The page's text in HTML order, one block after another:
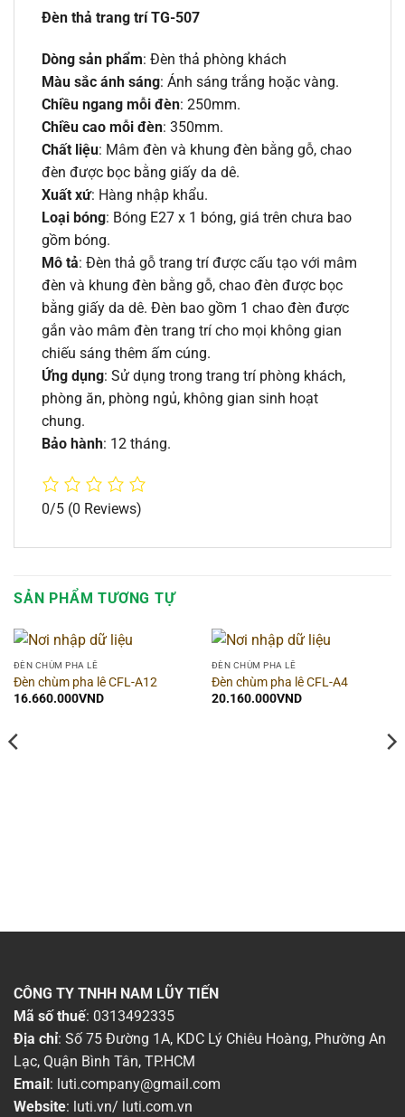
Đèn thả trang trí TG-507
Dòng sản phẩm: Đèn thả phòng khách
Màu sắc ánh sáng: Ánh sáng trắng hoặc vàng.
Chiều ngang mỗi đèn: 250mm.
Chiều cao mỗi đèn: 350mm.
Chất liệu: Mâm đèn và khung đèn bằng gỗ, chao
đèn được bọc bằng giấy da dê.
Xuất xứ: Hàng nhập khẩu.
Loại bóng: Bóng E27 x 1 bóng, giá trên chưa bao
gồm bóng.
Mô tả: Đèn thả gỗ trang trí được cấu tạo với mâm
đèn và khung đèn bằng gỗ, chao đèn được bọc
bằng giấy da dê. Đèn bao gồm 1 chao đèn được
gắn vào mâm đèn trang trí cho mọi không gian
chiếu sáng thêm ấm cúng.
Ứng dụng: Sử dụng trong trang trí phòng khách,
phòng ăn, phòng ngủ, không gian sinh hoạt
chung.
Bảo hành: 12 tháng.
0/5 (0 Reviews)
SẢN PHẨM TƯƠNG TỰ
ĐÈN CHÙM PHA LÊ
Đèn chùm pha lê CFL-A12
16.660.000VND
ĐÈN CHÙM PHA LÊ
Đèn chùm pha lê CFL-A4
20.160.000VND
CÔNG TY TNHH NAM LŨY TIẾN
Mã số thuế: 0313492335
Địa chỉ: Số 75 Đường 1A, KDC Lý Chiêu Hoàng, Phường An
Lạc, Quận Bình Tân, TP.HCM
Email : luti.company@gmail.com
Website: luti.vn/ luti.com.vn